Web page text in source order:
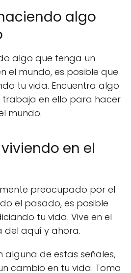
algo
algo que tenga un
el mundo, es posible que
tu vida. Encuentra algo
en ello para hacer
mundo.
en el
preocupado por el
el pasado, es posible
tu vida. Vive en el
del aquí y ahora.
alguna de estas señales,
cambio en tu vida. Toma